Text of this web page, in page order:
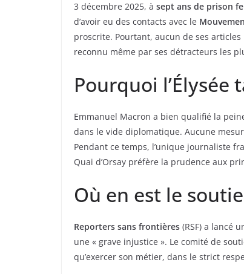
3 décembre 2025, à sept ans de prison
d’avoir eu des contacts avec le
proscrite. Pourtant, aucun de ses
reconnu même par ses détracteurs les
Pourquoi l’Élysée
Emmanuel Macron a bien qualifié la
dans le vide diplomatique. Aucune
Pendant ce temps, l’unique journaliste
Quai d’Orsay préfère la prudence aux
Où en est le
Reporters sans frontières (RSF) a lancé
une « grave injustice ». Le comité de
qu’exercer son métier, dans le strict